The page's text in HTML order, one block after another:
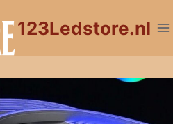
123Ledstore.nl